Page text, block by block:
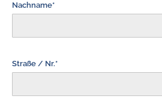
Nachname*
Straße / Nr.*